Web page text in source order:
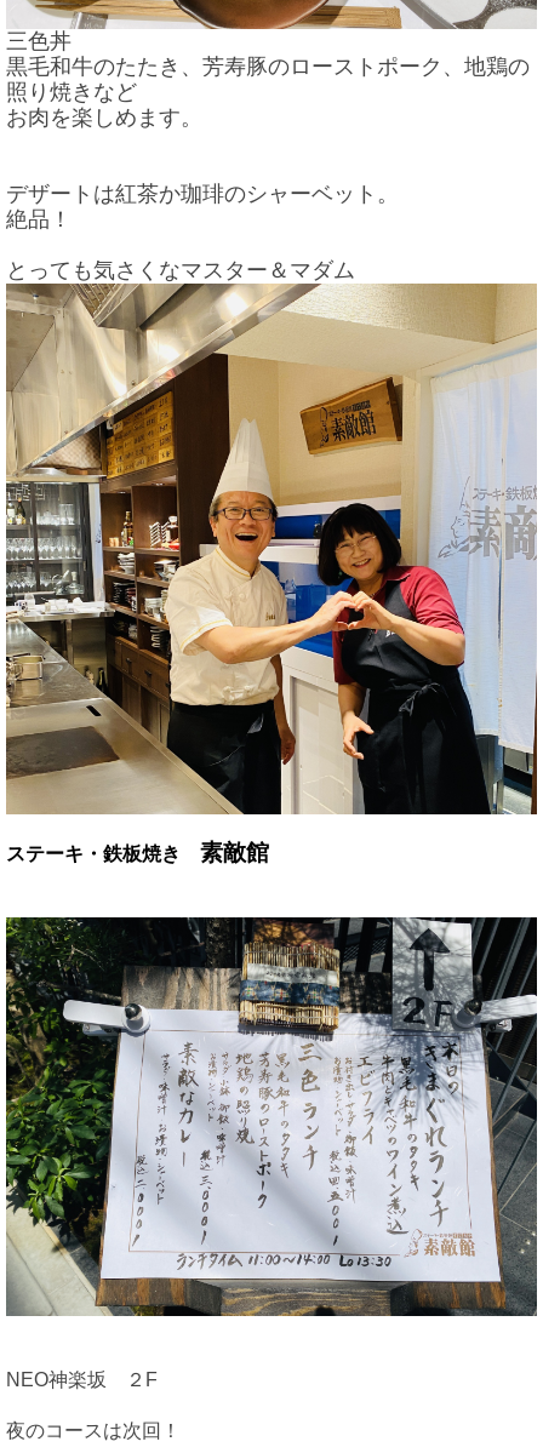
三色丼
黒毛和牛のたたき、芳寿豚のローストポーク、地鶏の
照り焼きなど
お肉を楽しめます。
デザートは紅茶か珈琲のシャーベット。
絶品！
とっても気さくなマスター＆マダム
ステーキ・鉄板焼き 素敵館
NEO神楽坂 ２F
夜のコースは次回！